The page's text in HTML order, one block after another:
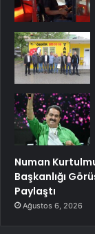
Numan
Başkanlığı
Paylaştı
Ağustos 6, 2026